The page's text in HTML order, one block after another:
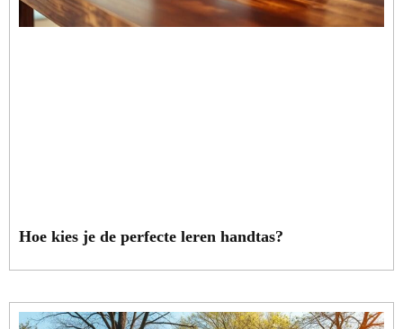
Hoe kies je de perfecte leren handtas?